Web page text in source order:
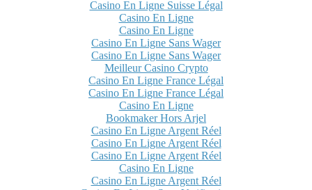
Casino En Ligne Suisse Légal
Casino En Ligne
Casino En Ligne
Casino En Ligne Sans Wager
Casino En Ligne Sans Wager
Meilleur Casino Crypto
Casino En Ligne France Légal
Casino En Ligne France Légal
Casino En Ligne
Bookmaker Hors Arjel
Casino En Ligne Argent Réel
Casino En Ligne Argent Réel
Casino En Ligne Argent Réel
Casino En Ligne
Casino En Ligne Argent Réel